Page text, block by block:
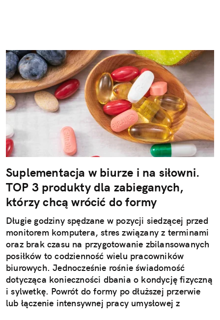
Suplementacja w biurze i na siłowni.
TOP 3 produkty dla zabieganych,
którzy chcą wrócić do formy
Długie godziny spędzane w pozycji siedzącej przed
monitorem komputera, stres związany z terminami
oraz brak czasu na przygotowanie zbilansowanych
posiłków to codzienność wielu pracowników
biurowych. Jednocześnie rośnie świadomość
dotycząca konieczności dbania o kondycję fizyczną
i sylwetkę. Powrót do formy po dłuższej przerwie
lub łączenie intensywnej pracy umysłowej z